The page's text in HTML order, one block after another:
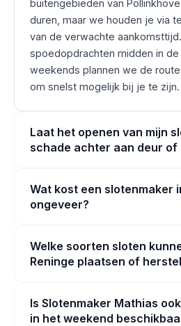
buitengebieden van
duren, maar we houden je via
van de verwachte
spoedopdrachten midden in
weekends plannen we de
om snelst mogelijk bij je te zijn.
Laat het openen van mijn
schade achter aan deur of
Wat kost een slotenmaker
ongeveer?
Welke soorten sloten
Reninge plaatsen of
Is Slotenmaker Mathias
in het weekend